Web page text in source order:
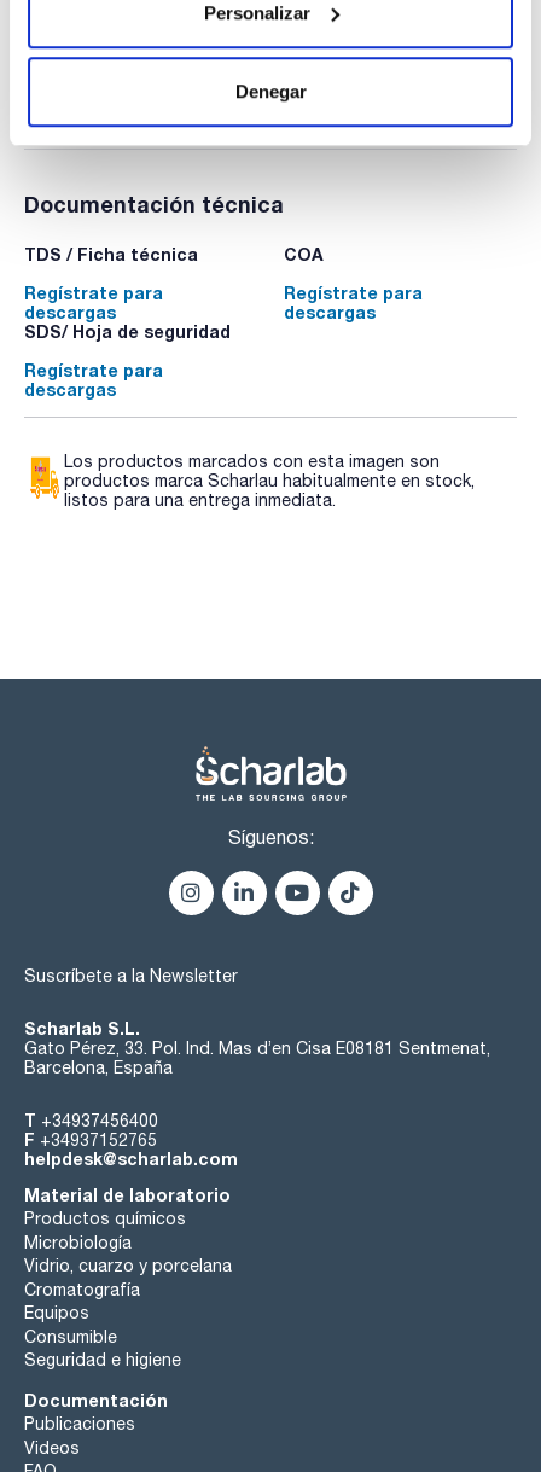
Personalizar
Denegar
Ver stock
Mi precio: Comprar
Documentación técnica
TDS / Ficha técnica
Regístrate para
descargas
COA
Regístrate para
descargas
SDS/ Hoja de seguridad
Regístrate para
descargas
Los productos marcados con esta imagen son
productos marca Scharlau habitualmente en stock,
listos para una entrega inmediata.
Síguenos:
Suscríbete a la Newsletter
Scharlab S.L.
Gato Pérez, 33. Pol. Ind. Mas d’en Cisa E08181 Sentmenat,
Barcelona, España
T +34937456400
F +34937152765
helpdesk@scharlab.com
Material de laboratorio
Productos químicos
Microbiología
Vidrio, cuarzo y porcelana
Cromatografía
Equipos
Consumible
Seguridad e higiene
Documentación
Publicaciones
Videos